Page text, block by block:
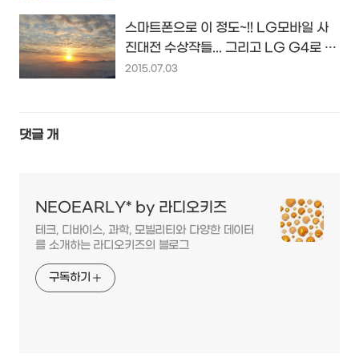
스마트폰으로 이 정도~!! LG모바일 사
진대전 수상작들... 그리고 LG G4로 사
진 잘 찍는 꿀팁~!!
2015.07.03
댓글 개
NEOEARLY* by 라디오키즈
테크, 디바이스, 과학, 모빌리티와 다양한 데이터
를 소개하는 라디오키즈의 블로그
구독하기